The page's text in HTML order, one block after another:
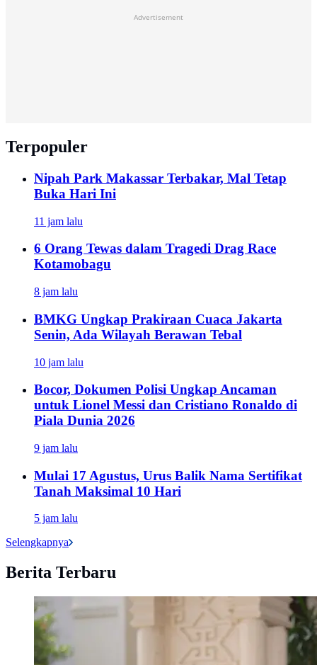
Advertisement
Terpopuler
Nipah Park Makassar Terbakar, Mal Tetap
Buka Hari Ini
11 jam lalu
6 Orang Tewas dalam Tragedi Drag Race
Kotamobagu
8 jam lalu
BMKG Ungkap Prakiraan Cuaca Jakarta
Senin, Ada Wilayah Berawan Tebal
10 jam lalu
Bocor, Dokumen Polisi Ungkap Ancaman
untuk Lionel Messi dan Cristiano Ronaldo di
Piala Dunia 2026
9 jam lalu
Mulai 17 Agustus, Urus Balik Nama Sertifikat
Tanah Maksimal 10 Hari
5 jam lalu
Selengkapnya
Berita Terbaru